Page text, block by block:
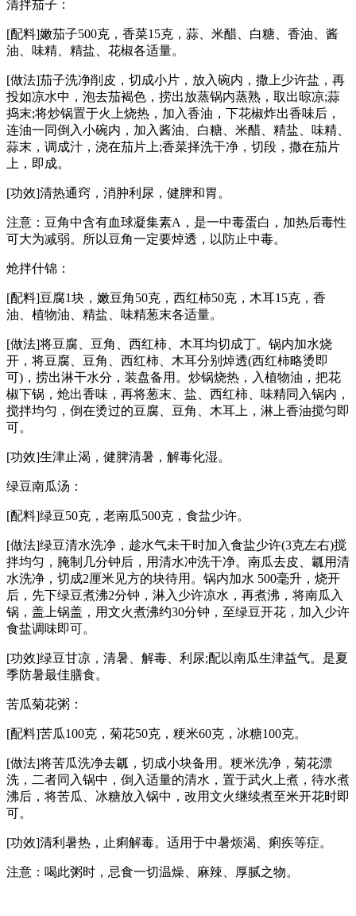
清拌茄子：
[配料]嫩茄子500克，香菜15克，蒜、米醋、白糖、香油、酱
油、味精、精盐、花椒各适量。
[做法]茄子洗净削皮，切成小片，放入碗内，撒上少许盐，再
投如凉水中，泡去茄褐色，捞出放蒸锅内蒸熟，取出晾凉;蒜
捣末;将炒锅置于火上烧热，加入香油，下花椒炸出香味后，
连油一同倒入小碗内，加入酱油、白糖、米醋、精盐、味精、
蒜末，调成汁，浇在茄片上;香菜择洗干净，切段，撒在茄片
上，即成。
[功效]清热通窍，消肿利尿，健脾和胃。
注意：豆角中含有血球凝集素A，是一中毒蛋白，加热后毒性
可大为减弱。所以豆角一定要焯透，以防止中毒。
炝拌什锦：
[配料]豆腐1块，嫩豆角50克，西红柿50克，木耳15克，香
油、植物油、精盐、味精葱末各适量。
[做法]将豆腐、豆角、西红柿、木耳均切成丁。锅内加水烧
开，将豆腐、豆角、西红柿、木耳分别焯透(西红柿略烫即
可)，捞出淋干水分，装盘备用。炒锅烧热，入植物油，把花
椒下锅，炝出香味，再将葱末、盐、西红柿、味精同入锅内，
搅拌均匀，倒在烫过的豆腐、豆角、木耳上，淋上香油搅匀即
可。
[功效]生津止渴，健脾清暑，解毒化湿。
绿豆南瓜汤：
[配料]绿豆50克，老南瓜500克，食盐少许。
[做法]绿豆清水洗净，趁水气未干时加入食盐少许(3克左右)搅
拌均匀，腌制几分钟后，用清水冲洗干净。南瓜去皮、瓤用清
水洗净，切成2厘米见方的块待用。锅内加水 500毫升，烧开
后，先下绿豆煮沸2分钟，淋入少许凉水，再煮沸，将南瓜入
锅，盖上锅盖，用文火煮沸约30分钟，至绿豆开花，加入少许
食盐调味即可。
[功效]绿豆甘凉，清暑、解毒、利尿;配以南瓜生津益气。是夏
季防暑最佳膳食。
苦瓜菊花粥：
[配料]苦瓜100克，菊花50克，粳米60克，冰糖100克。
[做法]将苦瓜洗净去瓤，切成小块备用。粳米洗净，菊花漂
洗，二者同入锅中，倒入适量的清水，置于武火上煮，待水煮
沸后，将苦瓜、冰糖放入锅中，改用文火继续煮至米开花时即
可。
[功效]清利暑热，止痢解毒。适用于中暑烦渴、痢疾等症。
注意：喝此粥时，忌食一切温燥、麻辣、厚腻之物。